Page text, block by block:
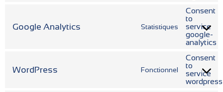
Google Analytics Statistiques
Consent
to
service
google-
analytics
WordPress Fonctionnel
Consent
to
service
wordpress